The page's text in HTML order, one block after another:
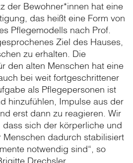
der Bewohner*innen hat eine
das heißt eine Form von
Pflegemodells nach Prof.
Ziel des Hauses,
zu erhalten. Die
den alten Menschen hat eine
bei weit fortgeschrittener
als Pflegepersonen ist
hinzufühlen, Impulse aus der
erst dann zu reagieren. Wir
dass sich der körperliche und
dadurch stabilisiert
notwendig sind“, so